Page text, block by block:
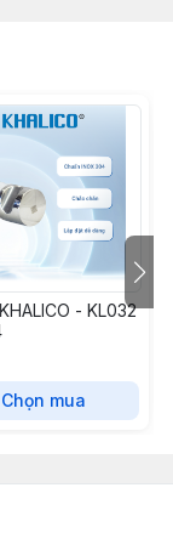
- KL032
Chọn mua